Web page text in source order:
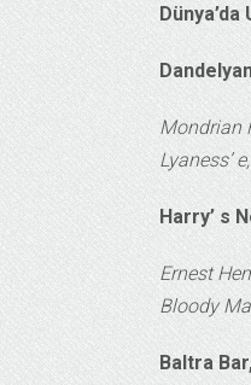
Mondrian
Lyaness’
Harry’ s
Ernest
Bloody
Baltra